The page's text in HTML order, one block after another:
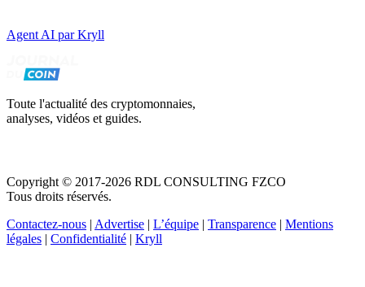
Agent AI par Kryll
Toute l'actualité des cryptomonnaies,
analyses, vidéos et guides.
Copyright © 2017-2026 RDL CONSULTING FZCO
Tous droits réservés.
Contactez-nous | Advertise | L’équipe | Transparence | Mentions
légales | Confidentialité | Kryll